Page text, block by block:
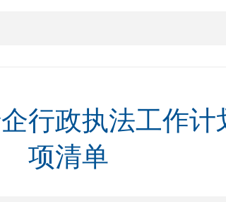
行政执法工作
项清单